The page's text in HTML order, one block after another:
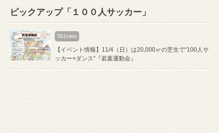
ピックアップ「１００人サッカー」
561view
【イベント情報】11/4（日）は20,000㎡の芝生で“100人サ
ッカー×ダンス”『若葉運動会』